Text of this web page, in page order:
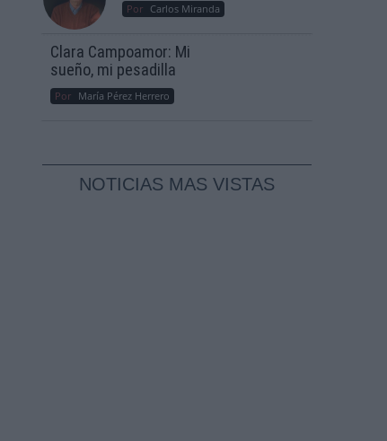
Por Carlos Miranda
Clara Campoamor: Mi
sueño, mi pesadilla
Por María Pérez Herrero
NOTICIAS MAS VISTAS